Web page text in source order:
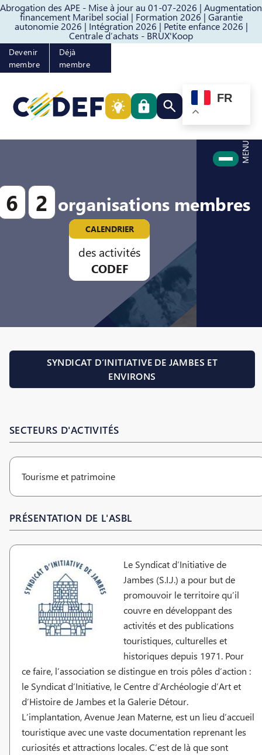
Abrogation des APE - Mise à jour au 01-07-2026 | Augmentation
financement Maribel social | Formation 2026 | Garantie
autonomie 2026 | Intégration 2026 | Petite enfance 2026 |
Centrale d’achats - BRUX'Koop
Passer au contenuPasser au pied de page
Devenir
membre
Déjà
membre
Rechercher quelque
FR
MENU
6 2 organisations membres
CALENDRIER
des activités
CODEF
SYNDICAT D’INITIATIVE DE JAMBES ET
ENVIRONS
SECTEURS D'ACTIVITÉS
Tourisme et patrimoine
PRÉSENTATION DE L'ASBL
Le Syndicat d’Initiative de
Jambes (S.I.J.) a pour but de
promouvoir le territoire qu’il
couvre en développant des
activités et des publications
touristiques, culturelles et
historiques depuis 1971. Pour
ce faire, l’association se distingue en trois pôles d’action :
le Syndicat d’Initiative, le Centre d’Archéologie d’Art et
d’Histoire de Jambes et la Galerie Détour.
L’implantation, Avenue Jean Materne, est un lieu d’accueil
touristique avec une vaste documentation reprenant les
curiosités et attractions locales. C’est de là que sont